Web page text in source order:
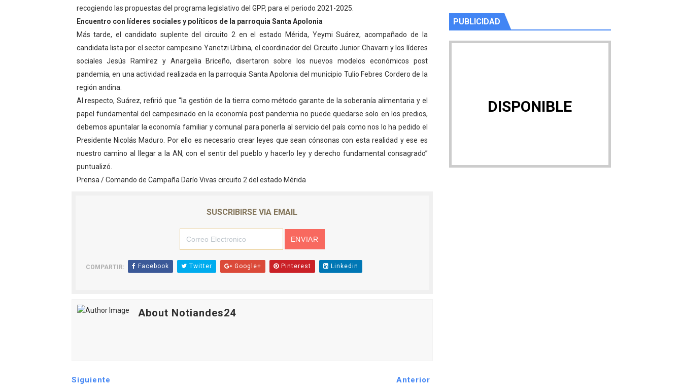
recogiendo las propuestas del programa legislativo del GPP, para el periodo 2021-2025.
Encuentro con líderes sociales y políticos de la parroquia Santa Apolonia
Más tarde, el candidato suplente del circuito 2 en el estado Mérida, Yeymi Suárez, acompañado de la
candidata lista por el sector campesino Yanetzi Urbina, el coordinador del Circuito Junior Chavarri y los líderes
sociales Jesús Ramírez y Anargelia Briceño, disertaron sobre los nuevos modelos económicos post
pandemia, en una actividad realizada en la parroquia Santa Apolonia del municipio Tulio Febres Cordero de la
región andina.
Al respecto, Suárez, refirió que “la gestión de la tierra como método garante de la soberanía alimentaria y el
papel fundamental del campesinado en la economía post pandemia no puede quedarse solo en los predios,
debemos apuntalar la economía familiar y comunal para ponerla al servicio del país como nos lo ha pedido el
Presidente Nicolás Maduro. Por ello es necesario crear leyes que sean cónsonas con esta realidad y ese es
nuestro camino al llegar a la AN, con el sentir del pueblo y hacerlo ley y derecho fundamental consagrado”
puntualizó.
Prensa / Comando de Campaña Darío Vivas circuito 2 del estado Mérida
SUSCRIBIRSE VIA EMAIL
COMPARTIR: Facebook Twitter Google+ Pinterest Linkedin
About Notiandes24
Siguiente Anterior
PUBLICIDAD
DISPONIBLE